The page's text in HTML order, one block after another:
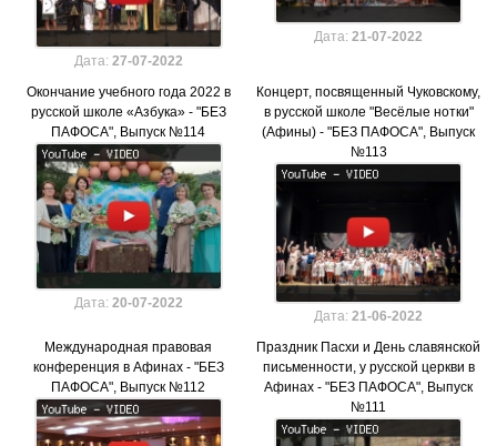
Дата: 27-07-2022
Дата:21-07-2022
Окончание учебного года 2022 в
русской школе «Азбука» - "БЕЗ
ПАФОСА", Выпуск №114
Дата: 20-07-2022
Концерт, посвященный Чуковскому,
в русской школе "Весёлые нотки"
(Афины) - "БЕЗ ПАФОСА", Выпуск
№113
Дата:21-06-2022
Международная правовая
конференция в Афинах - "БЕЗ
ПАФОСА", Выпуск №112
Праздник Пасхи и День славянской
письменности, у русской церкви в
Афинах - "БЕЗ ПАФОСА", Выпуск
№111